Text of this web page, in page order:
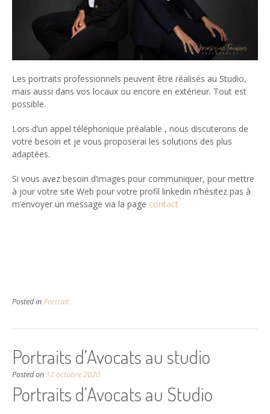
Les portraits professionnels peuvent être réalisés au Studio,
mais aussi dans vos locaux ou encore en extérieur. Tout est
possible.
Lors d’un appel téléphonique préalable , nous discuterons de
votre besoin et je vous proposerai les solutions des plus
adaptées.
Si vous avez besoin d’images pour communiquer, pour mettre
à jour votre site Web pour votre profil linkedin n’hésitez pas à
m’envoyer un message via la page contact
Posted inPortrait
Portraits d’Avocats au studio
Posted on 12 octobre 2020
Portraits d’Avocats au Studio